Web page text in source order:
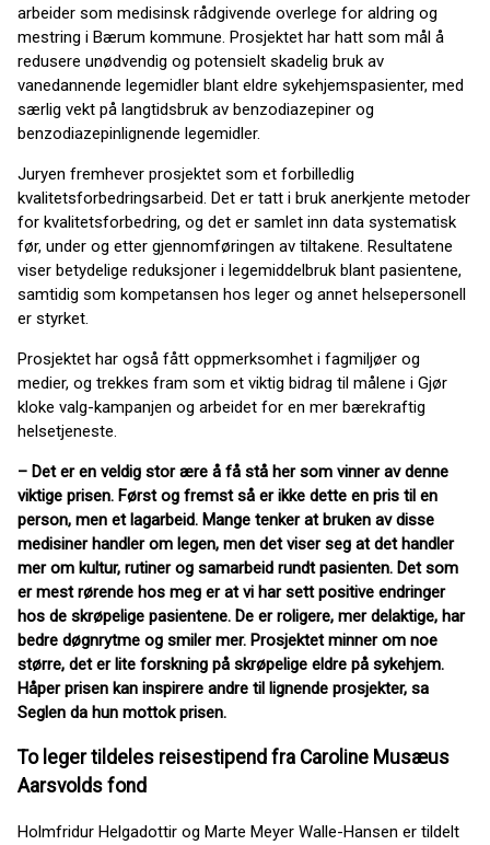
arbeider som medisinsk rådgivende overlege for aldring og
mestring i Bærum kommune. Prosjektet har hatt som mål å
redusere unødvendig og potensielt skadelig bruk av
vanedannende legemidler blant eldre sykehjemspasienter, med
særlig vekt på langtidsbruk av benzodiazepiner og
benzodiazepinlignende legemidler.
Juryen fremhever prosjektet som et forbilledlig
kvalitetsforbedringsarbeid. Det er tatt i bruk anerkjente metoder
for kvalitetsforbedring, og det er samlet inn data systematisk
før, under og etter gjennomføringen av tiltakene. Resultatene
viser betydelige reduksjoner i legemiddelbruk blant pasientene,
samtidig som kompetansen hos leger og annet helsepersonell
er styrket.
Prosjektet har også fått oppmerksomhet i fagmiljøer og
medier, og trekkes fram som et viktig bidrag til målene i Gjør
kloke valg-kampanjen og arbeidet for en mer bærekraftig
helsetjeneste.
– Det er en veldig stor ære å få stå her som vinner av denne
viktige prisen. Først og fremst så er ikke dette en pris til en
person, men et lagarbeid. Mange tenker at bruken av disse
medisiner handler om legen, men det viser seg at det handler
mer om kultur, rutiner og samarbeid rundt pasienten. Det som
er mest rørende hos meg er at vi har sett positive endringer
hos de skrøpelige pasientene. De er roligere, mer delaktige, har
bedre døgnrytme og smiler mer. Prosjektet minner om noe
større, det er lite forskning på skrøpelige eldre på sykehjem.
Håper prisen kan inspirere andre til lignende prosjekter, sa
Seglen da hun mottok prisen.
To leger tildeles reisestipend fra Caroline Musæus
Aarsvolds fond
Holmfridur Helgadottir og Marte Meyer Walle-Hansen er tildelt